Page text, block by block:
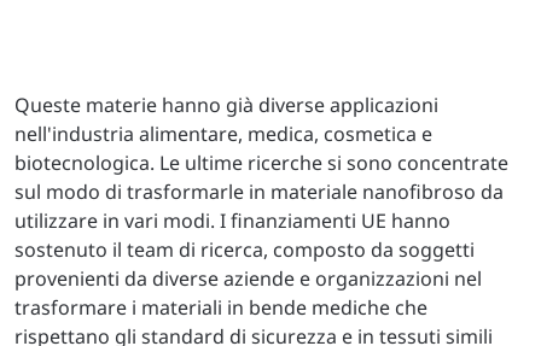
Queste materie hanno già diverse applicazioni
nell'industria alimentare, medica, cosmetica e
biotecnologica. Le ultime ricerche si sono concentrate
sul modo di trasformarle in materiale nanofibroso da
utilizzare in vari modi. I finanziamenti UE hanno
sostenuto il team di ricerca, composto da soggetti
provenienti da diverse aziende e organizzazioni nel
trasformare i materiali in bende mediche che
rispettano gli standard di sicurezza e in tessuti simili